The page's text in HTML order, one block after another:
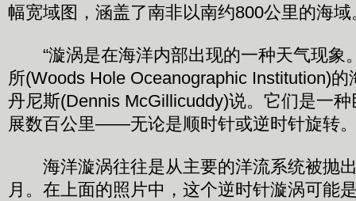
幅宽域图，涵盖了南非以南约800公里的海域
“漩涡是在海洋内部出现的一种天气现象
所(Woods Hole Oceanographic Institution)的
丹尼斯(Dennis McGillicuddy)说。它们是一
展数百公里——无论是顺时针或逆时针旋转
海洋漩涡往往是从主要的洋流系统被抛
月。在上面的照片中，这个逆时针漩涡可能